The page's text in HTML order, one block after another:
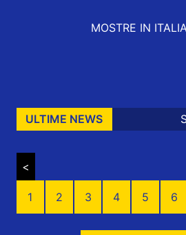
MOSTRE IN
ULTIME NEWS
Sul sito
<
1 2 3 4 5 6